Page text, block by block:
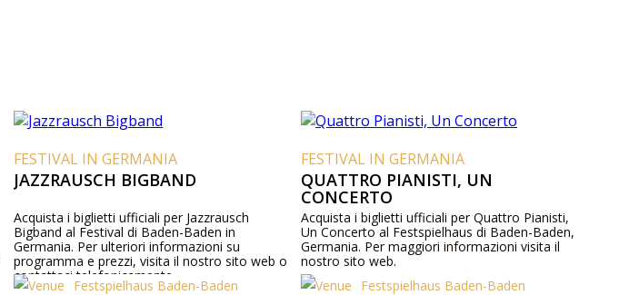
FESTIVAL IN GERMANIA
JAZZRAUSCH BIGBAND
Acquista i biglietti ufficiali per Jazzrausch
Bigband al Festival di Baden-Baden in
Germania. Per ulteriori informazioni su
programma e prezzi, visita il nostro sito web o
contattaci telefonicamente.
Festspielhaus Baden-Baden
FESTIVAL IN GERMANIA
QUATTRO PIANISTI, UN
CONCERTO
Acquista i biglietti ufficiali per Quattro Pianisti,
Un Concerto al Festspielhaus di Baden-Baden,
Germania. Per maggiori informazioni visita il
nostro sito web.
Festspielhaus Baden-Baden